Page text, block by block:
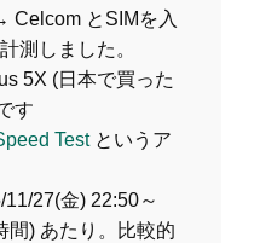
とSIMを入
測しました。
5X (日本で買った
す
Testというア
27(金) 22:50～
間) あたり。比較的